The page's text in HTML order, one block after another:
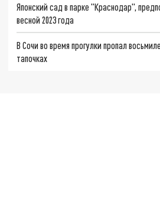
Японский сад в парке "Краснодар",
весной 2023 года
В Сочи во время прогулки пропал
тапочках